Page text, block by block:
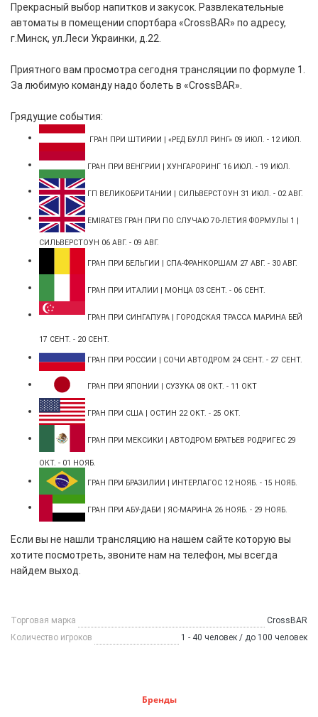
Прекрасный выбор напитков и закусок. Развлекательные
автоматы в помещении спортбара «CrossBAR» по адресу,
г.Минск, ул.Леси Украинки, д.22.
Приятного вам просмотра сегодня трансляции по формуле 1.
За любимую команду надо болеть в «CrossBAR».
Грядущие события:
ГРАН ПРИ ШТИРИИ | «РЕД БУЛЛ РИНГ» 09 ИЮЛ. - 12 ИЮЛ.
ГРАН ПРИ ВЕНГРИИ | ХУНГАРОРИНГ 16 ИЮЛ. - 19 ИЮЛ.
ГП ВЕЛИКОБРИТАНИИ | СИЛЬВЕРСТОУН 31 ИЮЛ. - 02 АВГ.
EMIRATES ГРАН ПРИ ПО СЛУЧАЮ 70-ЛЕТИЯ ФОРМУЛЫ 1 |
СИЛЬВЕРСТОУН 06 АВГ. - 09 АВГ.
ГРАН ПРИ БЕЛЬГИИ | СПА-ФРАНКОРШАМ 27 АВГ. - 30 АВГ.
ГРАН ПРИ ИТАЛИИ | МОНЦА 03 СЕНТ. - 06 СЕНТ.
ГРАН ПРИ СИНГАПУРА | ГОРОДСКАЯ ТРАССА МАРИНА БЕЙ
17 СЕНТ. - 20 СЕНТ.
ГРАН ПРИ РОССИИ | СОЧИ АВТОДРОМ 24 СЕНТ. - 27 СЕНТ.
ГРАН ПРИ ЯПОНИИ | СУЗУКА 08 ОКТ. - 11 ОКТ
ГРАН ПРИ США | ОСТИН 22 ОКТ. - 25 ОКТ.
ГРАН ПРИ МЕКСИКИ | АВТОДРОМ БРАТЬЕВ РОДРИГЕС 29
ОКТ. - 01 НОЯБ.
ГРАН ПРИ БРАЗИЛИИ | ИНТЕРЛАГОС 12 НОЯБ. - 15 НОЯБ.
ГРАН ПРИ АБУ-ДАБИ | ЯС-МАРИНА 26 НОЯБ. - 29 НОЯБ.
Если вы не нашли трансляцию на нашем сайте которую вы
хотите посмотреть, звоните нам на телефон, мы всегда
найдем выход.
Торговая марка
CrossBAR
Количество игроков
1 - 40 человек / до 100 человек
Бренды